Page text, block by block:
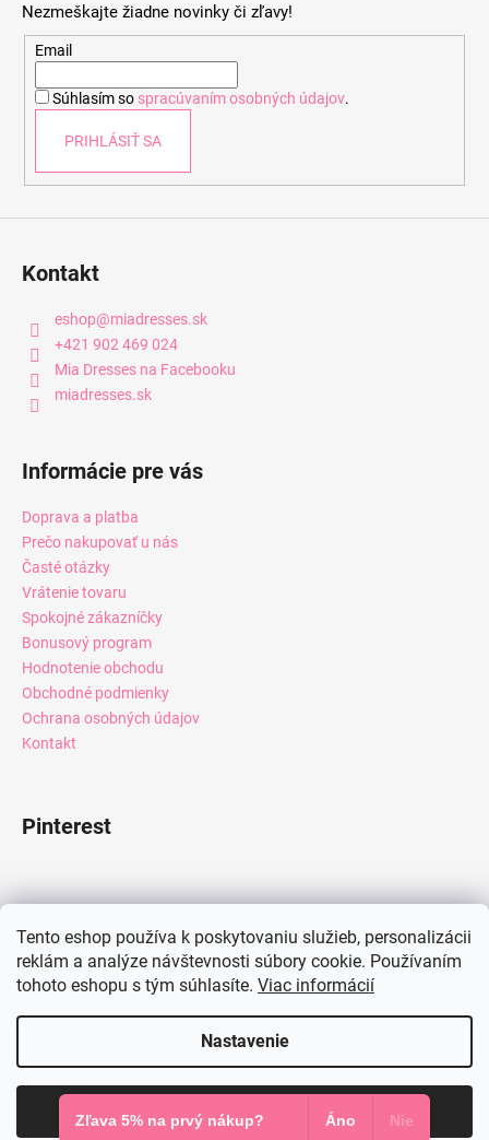
Tento eshop používa k poskytovaniu služieb, personalizácii
reklám a analýze návštevnosti súbory cookie. Používaním
tohoto eshopu s tým súhlasíte. Viac informácií
Nastavenie
Súhlasím
Nezmeškajte žiadne novinky či zľavy!
Email
Súhlasím so spracúvaním osobných údajov.
PRIHLÁSIŤ SA
Kontakt
eshop@miadresses.sk
+421 902 469 024
Mia Dresses na Facebooku
miadresses.sk
Informácie pre vás
Doprava a platba
Prečo nakupovať u nás
Časté otázky
Vrátenie tovaru
Spokojné zákazníčky
Bonusový program
Hodnotenie obchodu
Obchodné podmienky
Ochrana osobných údajov
Kontakt
Pinterest
Instagram
Copyright 2026
Mia Dresses . Všetky práva vyhradené.
Zľava 5% na prvý nákup? Áno Nie